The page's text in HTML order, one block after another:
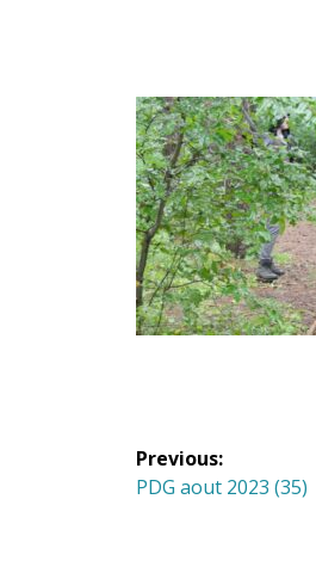
Navigation
de
Previous:
Previous
PDG aout 2023 (35)